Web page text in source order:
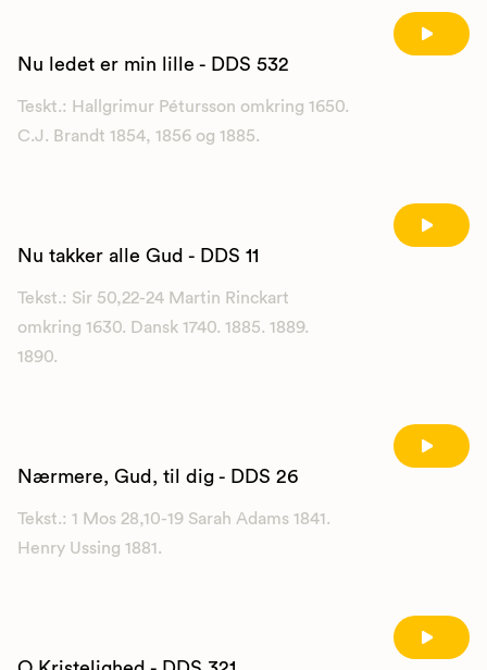
Nu ledet er min lille - DDS 532
Teskt.: Hallgrimur Pétursson omkring 1650.
C.J. Brandt 1854, 1856 og 1885.
Nu takker alle Gud - DDS 11
Tekst.: Sir 50,22-24 Martin Rinckart
omkring 1630. Dansk 1740. 1885. 1889.
1890.
Nærmere, Gud, til dig - DDS 26
Tekst.: 1 Mos 28,10-19 Sarah Adams 1841.
Henry Ussing 1881.